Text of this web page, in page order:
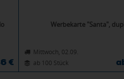
€
Werbekarte "Santa",
Mittwoch, 02.09.
ab 100 Stück